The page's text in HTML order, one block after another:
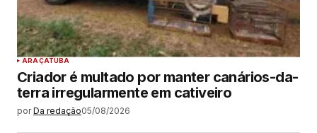
ARAÇATUBA
Criador é multado por manter canários-da-
terra irregularmente em cativeiro
por Da redação05/08/2026